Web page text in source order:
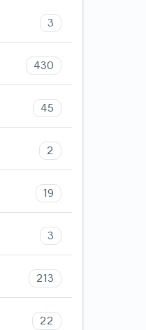
3
430
45
2
19
3
213
22